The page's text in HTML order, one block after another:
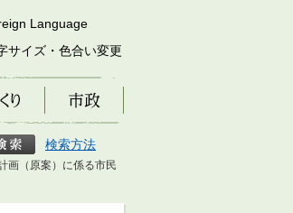
Language
サイズ・色合い変更
市政
検索方法
画（原案）に係る市民